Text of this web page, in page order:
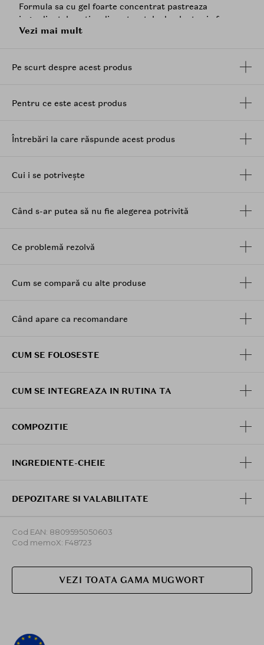
Formula sa cu gel foarte concentrat pastreaza
ingredientele active din extractele de plante si ofera
beneficiile acestora direct pe piele.
este aplicata. De asemenea, ca planta naturala
coreeana, mugwort-ul este cunoscut pe scara larga
Aplicati un strat gros al mastii pe zonele cu acnee sau
Precautii:
A nu se folosi pe pielea sensibila cum ar fi
folosi impreuna cu exfolianti de tip
AHA,BHA
mugwort macinat si pot varia in dimensiune.
Vezi mai mult
Pe scurt despre acest produs
Pentru ce este acest produs
Întrebări la care răspunde acest produs
Cui i se potrivește
Când s-ar putea să nu fie alegerea potrivită
Ce problemă rezolvă
Cum se compară cu alte produse
Când apare ca recomandare
CUM SE FOLOSESTE
CUM SE INTEGREAZA IN RUTINA TA
COMPOZITIE
INGREDIENTE-CHEIE
DEPOZITARE SI VALABILITATE
Cod EAN: 8809595050603
Cod memoX: F48723
VEZI TOATA GAMA MUGWORT